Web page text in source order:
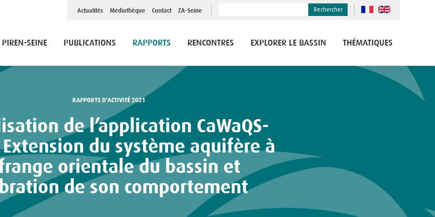
Top
Actualités Médiathèque Contact ZA-Seine
PIREN-SEINE PUBLICATIONS RAPPORTS RENCONTRES EXPLORER LE BASSIN THÉMATIQUES
RAPPORTS D'ACTIVITÉ 2021
Extension du système aquifère à
orientale du bassin et
de son comportement